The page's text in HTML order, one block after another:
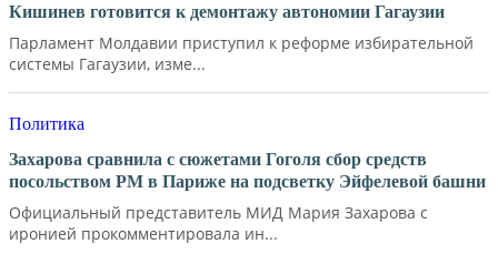
Кишинев готовится к демонтажу автономии Гагаузии
Парламент Молдавии приступил к реформе избирательной
системы Гагаузии, изме...
Политика
Захарова сравнила с сюжетами Гоголя сбор средств
посольством РМ в Париже на подсветку Эйфелевой башни
Официальный представитель МИД Мария Захарова с
иронией прокомментировала ин...